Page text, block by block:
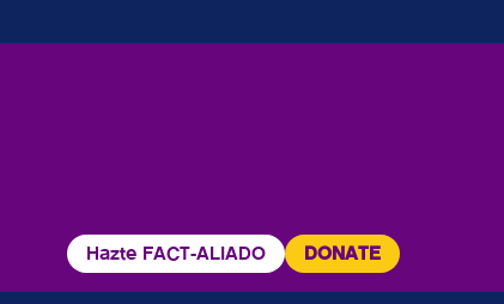
Hazte FACT-ALIADO DONATE